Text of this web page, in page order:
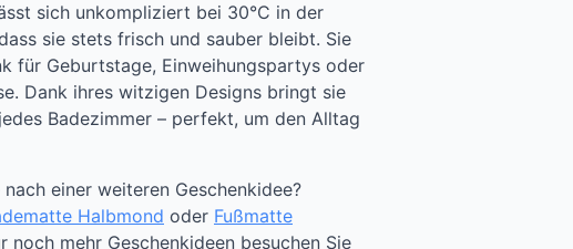
sich unkompliziert bei 30°C in der
sie stets frisch und sauber bleibt. Sie
für Geburtstage, Einweihungspartys oder
Dank ihres witzigen Designs bringt sie
Badezimmer – perfekt, um den Alltag
einer weiteren Geschenkidee?
Halbmond oder Fußmatte
noch mehr Geschenkideen besuchen Sie